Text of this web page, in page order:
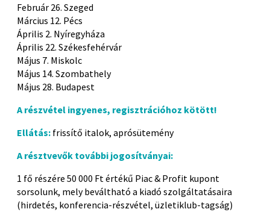
Február 26. Szeged
Március 12. Pécs
Április 2. Nyíregyháza
Április 22. Székesfehérvár
Május 7. Miskolc
Május 14. Szombathely
Május 28. Budapest
A részvétel ingyenes, regisztrációhoz kötött!
Ellátás: frissítő italok, aprósütemény
A résztvevők további jogosítványai:
1 fő részére 50 000 Ft értékű Piac & Profit kupont
sorsolunk, mely beváltható a kiadó szolgáltatásaira
(hirdetés, konferencia-részvétel, üzletiklub-tagság)